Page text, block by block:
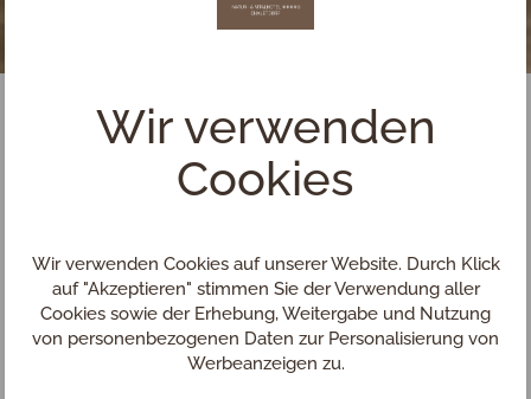
Wir verwenden
Cookies
Wir verwenden Cookies auf unserer Website. Durch Klick
auf "Akzeptieren" stimmen Sie der Verwendung aller
Cookies sowie der Erhebung, Weitergabe und Nutzung
von personenbezogenen Daten zur Personalisierung von
Werbeanzeigen zu.